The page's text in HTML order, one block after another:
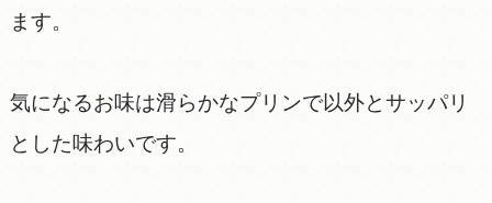
ます。
気になるお味は滑らかなプリンで以外とサッパリ
とした味わいです。